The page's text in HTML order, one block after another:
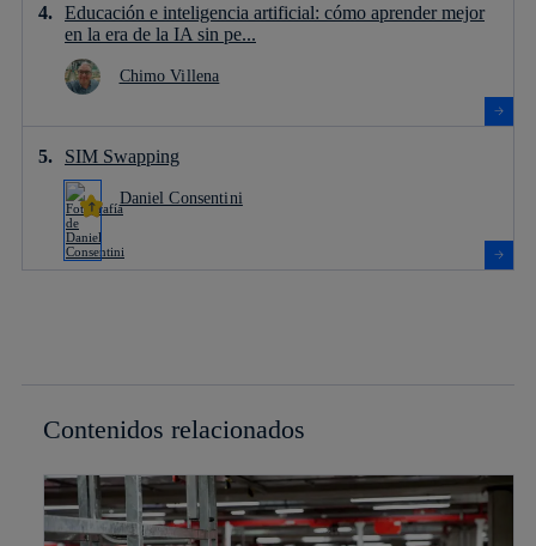
Educación e inteligencia artificial: cómo aprender mejor
en la era de la IA sin pe...
Chimo Villena
SIM Swapping
Daniel Consentini
Contenidos relacionados